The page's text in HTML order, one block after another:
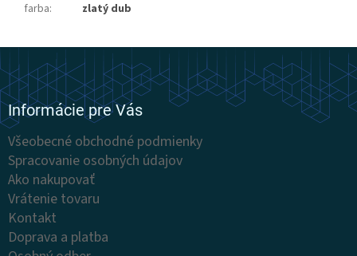
farba: zlatý dub
Z
á
p
ä
t
Informácie pre Vás
Všeobecné obchodné podmienky
Spracovanie osobných údajov
Ako nakupovať
Vrátenie tovaru
Kontakt
Doprava a platba